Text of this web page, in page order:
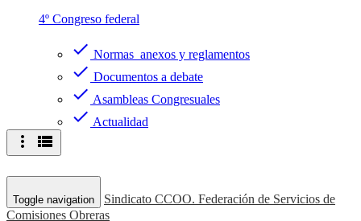
4º Congreso federal
check Normas anexos y reglamentos
check Documentos a debate
check Asambleas Congresuales
check Actualidad
more_vert view_list
Toggle navigation
Sindicato CCOO. Federación de Servicios de
Comisiones Obreras